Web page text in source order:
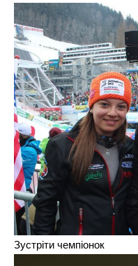
Зустріти чемпіонок